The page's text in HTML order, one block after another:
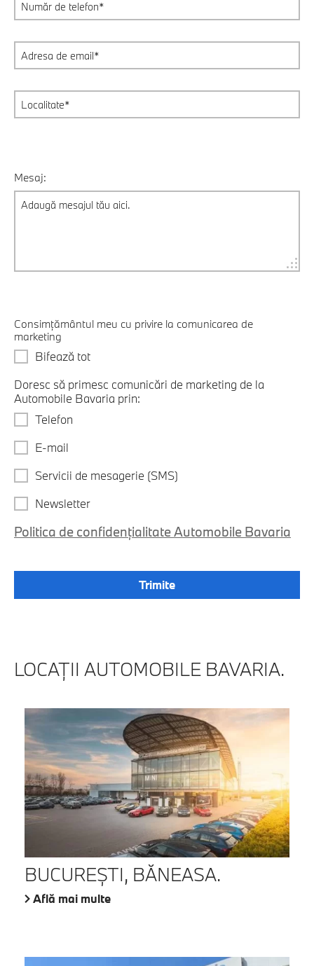
Mesaj:
Consimțământul meu cu privire la comunicarea de
marketing
Bifează tot
Doresc să primesc comunicări de marketing de la
Automobile Bavaria prin:
Telefon
E-mail
Servicii de mesagerie (SMS)
Newsletter
Politica de confidențialitate Automobile Bavaria
LOCAŢII AUTOMOBILE BAVARIA.
BUCUREŞTI, BĂNEASA.
Află mai multe